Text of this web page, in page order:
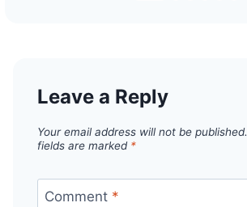
Leave a Reply
Your email address will not be published.
fields are marked *
Comment *